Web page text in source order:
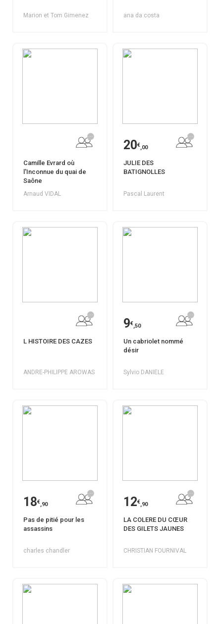
Marion et Tom Gimenez ana da costa
Camille Evrard où
l'Inconnue du quai de
Saône
Arnaud VIDAL
20€,00
JULIE DES
BATIGNOLLES
Pascal Laurent
L HISTOIRE DES CAZES
ANDRE-PHILIPPE AROWAS
9€,50
Un cabriolet nommé
désir
Sylvio DANIELE
18€,90
Pas de pitié pour les
assassins
charles chandler
12€,90
LA COLERE DU CŒUR
DES GILETS JAUNES
CHRISTIAN FOURNIVAL